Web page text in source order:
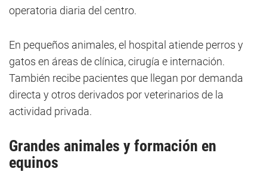
operatoria diaria del centro.
En pequeños animales, el hospital atiende perros y
gatos en áreas de clínica, cirugía e internación.
También recibe pacientes que llegan por demanda
directa y otros derivados por veterinarios de la
actividad privada.
Grandes animales y formación en
equinos